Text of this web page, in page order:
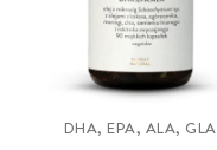
DHA, EPA, ALA, GLA